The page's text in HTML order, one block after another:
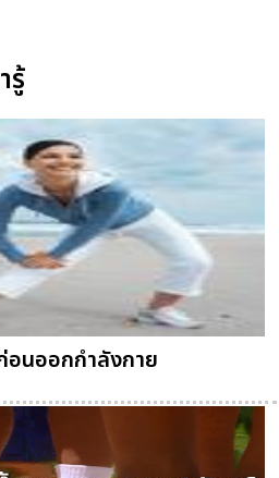
รู้
อนออกกำลังกาย